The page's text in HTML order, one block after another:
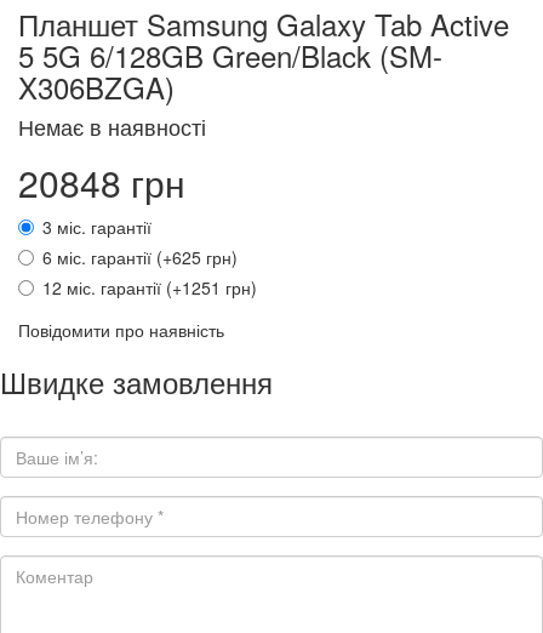
Планшет Samsung Galaxy Tab Active
5 5G 6/128GB Green/Black (SM-
X306BZGA)
Немає в наявності
20848 грн
3 міс. гарантії
6 міс. гарантії (+625 грн)
12 міс. гарантії (+1251 грн)
Повідомити про наявність
Швидке замовлення